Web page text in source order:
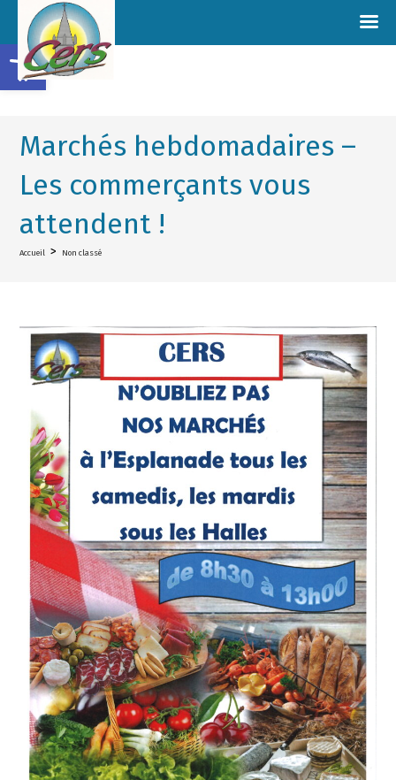
Marchés hebdomadaires –
Les commerçants vous
attendent !
Accueil > Non classé
Ouvrir la barre d’outils